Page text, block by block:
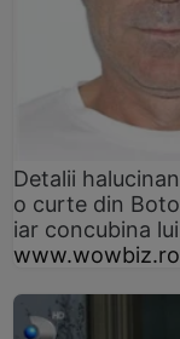
Detalii
o curte din
iar concubina
www.wowbiz.ro